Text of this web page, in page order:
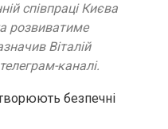
співпраці Києва
розвиватиме
Віталій
каналі.
безпечні